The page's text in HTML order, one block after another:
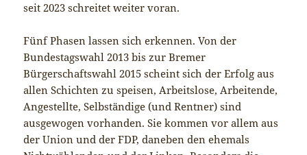
seit 2023 schreitet weiter voran.
Fünf Phasen lassen sich erkennen. Von der
Bundestagswahl 2013 bis zur Bremer
Bürgerschaftswahl 2015 scheint sich der Erfolg aus
allen Schichten zu speisen, Arbeitslose, Arbeitende,
Angestellte, Selbständige (und Rentner) sind
ausgewogen vorhanden. Sie kommen vor allem aus
der Union und der FDP, daneben den ehemals